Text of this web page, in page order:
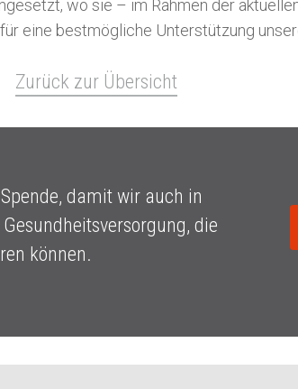
wo sie – im Rahmen der
eine bestmögliche Unterstützung
Zurück zur Übersicht
damit wir auch in
die
können.